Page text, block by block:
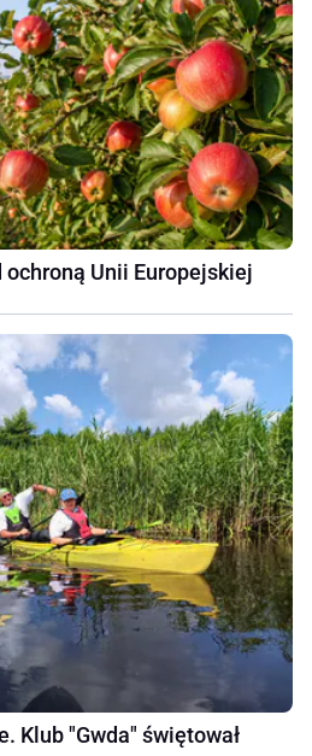
ochroną Unii Europejskiej
Klub "Gwda" świętował